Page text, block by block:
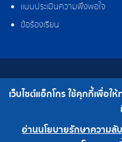
แบบประเมินความพึงพอใจ
ข้อร้องเรียน
สงวนลิขสิทธิ์ © 2562 บ
เบอร์โทร : 0-2308-
เว็บไซต์แอ็กโกร ใช้คุกกี้เพื่อ
อ่านนโยบายรักษาความลั